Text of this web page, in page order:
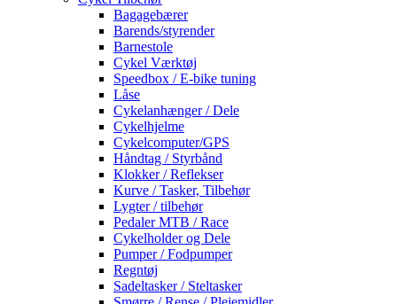
Bagagebærer
Barends/styrender
Barnestole
Cykel Værktøj
Speedbox / E-bike tuning
Låse
Cykelanhænger / Dele
Cykelhjelme
Cykelcomputer/GPS
Håndtag / Styrbånd
Klokker / Reflekser
Kurve / Tasker, Tilbehør
Lygter / tilbehør
Pedaler MTB / Race
Cykelholder og Dele
Pumper / Fodpumper
Regntøj
Sadeltasker / Steltasker